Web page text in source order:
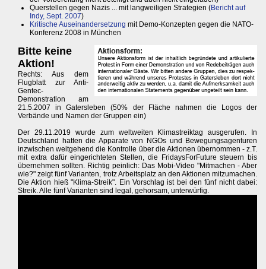
Querstellen gegen Nazis ... mit langweiligen Strategien (Bericht auf
Indy, Sept. 2007)
Kritische Auseinandersetzung mit Demo-Konzepten gegen die NATO-
Konferenz 2008 in München
Bitte keine
Aktion!
Rechts: Aus dem
Flugblatt zur Anti-
Gentec-
Demonstration am
21.5.2007 in Gatersleben (50% der Fläche nahmen die Logos der
Verbände und Namen der Gruppen ein)
Der 29.11.2019 wurde zum weltweiten Klimastreiktag ausgerufen. In
Deutschland hatten die Apparate von NGOs und Bewegungsagenturen
inzwischen weitgehend die Kontrolle über die Aktionen übernommen - z.T.
mit extra dafür eingerichteten Stellen, die FridaysForFuture steuern bis
übernehmen sollten. Richtig peinlich: Das Mobi-Video "Mitmachen - Aber
wie?" zeigt fünf Varianten, trotz Arbeitsplatz an den Aktionen mitzumachen.
Die Aktion hieß "Klima-Streik". Ein Vorschlag ist bei den fünf nicht dabei:
Streik. Alle fünf Varianten sind legal, gehorsam, unterwürfig.